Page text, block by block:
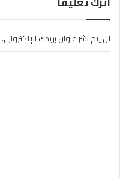
لن يتم نشر عنوان بريدك الإلكتروني.